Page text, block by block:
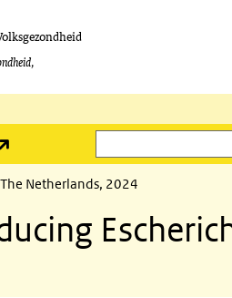
Zoeken
Netherlands, 2024